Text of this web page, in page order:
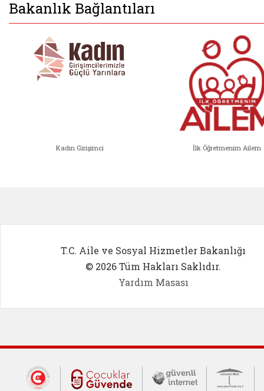
Bakanlık Bağlantıları
Kadın Girişimci İlk Öğretmenim Ailem
T.C. Aile ve Sosyal Hizmetler Bakanlığı
© 2026 Tüm Hakları Saklıdır.
Yardım Masası
Dış Bağlantılar
Cumhurbaşkanlığı İletişim Merkezi
Çocuklar Güvende (yeni
Güvenli